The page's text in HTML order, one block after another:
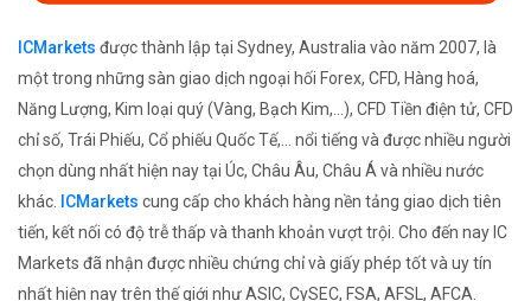
ICMarkets được thành lập tại Sydney, Australia vào năm 2007, là
một trong những sàn giao dịch ngoại hối Forex, CFD, Hàng hoá,
Năng Lượng, Kim loại quý (Vàng, Bạch Kim,...), CFD Tiền điện tử, CFD
chỉ số, Trái Phiếu, Cổ phiếu Quốc Tế,... nổi tiếng và được nhiều người
chọn dùng nhất hiện nay tại Úc, Châu Âu, Châu Á và nhiều nước
khác. ICMarkets cung cấp cho khách hàng nền tảng giao dịch tiên
tiến, kết nối có độ trễ thấp và thanh khoản vượt trội. Cho đến nay IC
Markets đã nhận được nhiều chứng chỉ và giấy phép tốt và uy tín
nhất hiện nay trên thế giới như ASIC, CySEC, FSA, AFSL, AFCA.